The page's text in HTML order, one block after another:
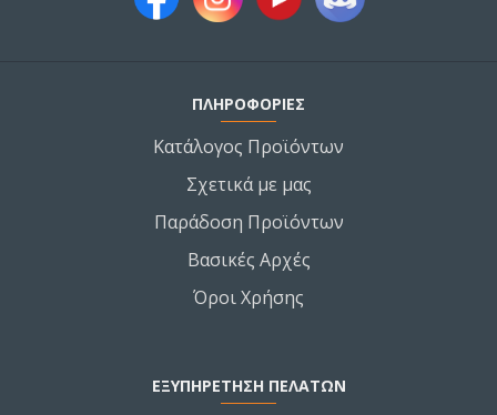
ΠΛΗΡΟΦΟΡΙΕΣ
Κατάλογος Προϊόντων
Σχετικά με μας
Παράδοση Προϊόντων
Βασικές Αρχές
Όροι Χρήσης
ΕΞΥΠΗΡΕΤΗΣΗ ΠΕΛΑΤΩΝ